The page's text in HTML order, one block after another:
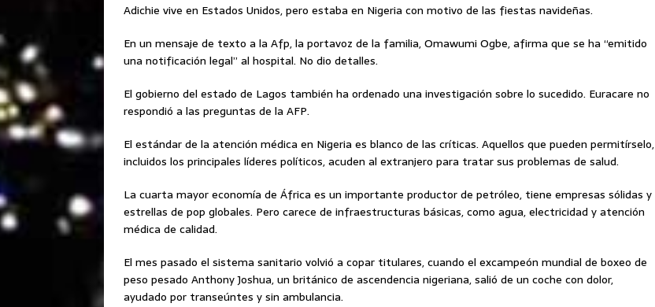
Adichie vive en Estados Unidos, pero estaba en Nigeria con motivo de las fiestas navideñas.
En un mensaje de texto a la Afp, la portavoz de la familia, Omawumi Ogbe, afirma que se ha “emitido
una notificación legal” al hospital. No dio detalles.
El gobierno del estado de Lagos también ha ordenado una investigación sobre lo sucedido. Euracare no
respondió a las preguntas de la AFP.
El estándar de la atención médica en Nigeria es blanco de las críticas. Aquellos que pueden permitírselo,
incluidos los principales líderes políticos, acuden al extranjero para tratar sus problemas de salud.
La cuarta mayor economía de África es un importante productor de petróleo, tiene empresas sólidas y
estrellas de pop globales. Pero carece de infraestructuras básicas, como agua, electricidad y atención
médica de calidad.
El mes pasado el sistema sanitario volvió a copar titulares, cuando el excampeón mundial de boxeo de
peso pesado Anthony Joshua, un británico de ascendencia nigeriana, salió de un coche con dolor,
ayudado por transeúntes y sin ambulancia.